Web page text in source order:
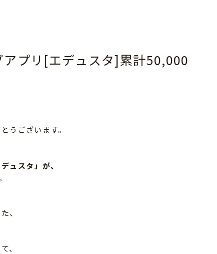
プリ[エデュスタ]累計50,000
うございます。
ュスタ」が、
、
、